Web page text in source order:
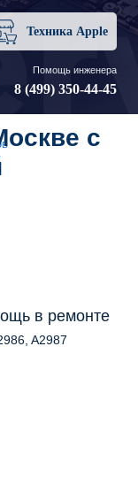
Техника Apple
Помощь инженера
8 (499) 350-44-45
с
в ремонте
A2987